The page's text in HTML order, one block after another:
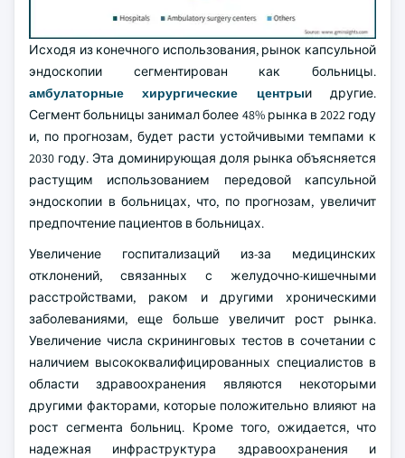
Исходя из конечного использования, рынок капсульной
эндоскопии сегментирован как больницы.
амбулаторные хирургические центрыи другие.
Сегмент больницы занимал более 48% рынка в 2022 году
и, по прогнозам, будет расти устойчивыми темпами к
2030 году. Эта доминирующая доля рынка объясняется
растущим использованием передовой капсульной
эндоскопии в больницах, что, по прогнозам, увеличит
предпочтение пациентов в больницах.
Увеличение госпитализаций из-за медицинских
отклонений, связанных с желудочно-кишечными
расстройствами, раком и другими хроническими
заболеваниями, еще больше увеличит рост рынка.
Увеличение числа скрининговых тестов в сочетании с
наличием высококвалифицированных специалистов в
области здравоохранения являются некоторыми
другими факторами, которые положительно влияют на
рост сегмента больниц. Кроме того, ожидается, что
надежная инфраструктура здравоохранения и